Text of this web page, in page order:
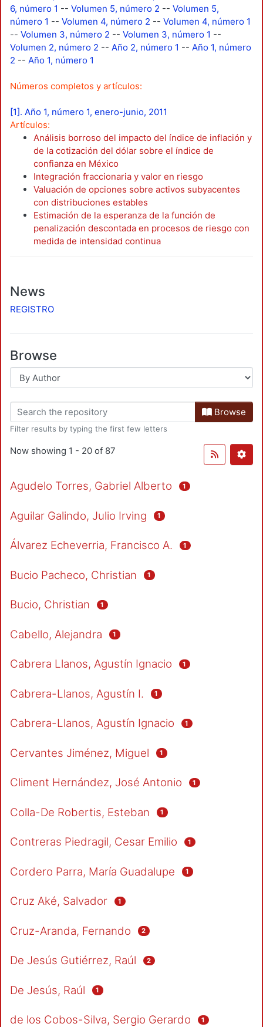
6, número 1 -- Volumen 5, número 2 -- Volumen 5,
número 1 -- Volumen 4, número 2 -- Volumen 4, número 1
-- Volumen 3, número 2 -- Volumen 3, número 1 --
Volumen 2, número 2 -- Año 2, número 1 -- Año 1, número
2 -- Año 1, número 1
Números completos y artículos:
[1]. Año 1, número 1, enero-junio, 2011
Artículos:
Análisis borroso del impacto del índice de inflación y
de la cotización del dólar sobre el índice de
confianza en México
Integración fraccionaria y valor en riesgo
Valuación de opciones sobre activos subyacentes
con distribuciones estables
Estimación de la esperanza de la función de
penalización descontada en procesos de riesgo con
medida de intensidad continua
News
REGISTRO
Browse
Browse
Filter results by typing the first few letters
Now showing 1 - 20 of 87
Agudelo Torres, Gabriel Alberto 1
Aguilar Galindo, Julio Irving 1
Álvarez Echeverria, Francisco A. 1
Bucio Pacheco, Christian 1
Bucio, Christian 1
Cabello, Alejandra 1
Cabrera Llanos, Agustín Ignacio 1
Cabrera-Llanos, Agustín I. 1
Cabrera-Llanos, Agustín Ignacio 1
Cervantes Jiménez, Miguel 1
Climent Hernández, José Antonio 1
Colla-De Robertis, Esteban 1
Contreras Piedragil, Cesar Emilio 1
Cordero Parra, María Guadalupe 1
Cruz Aké, Salvador 1
Cruz-Aranda, Fernando 2
De Jesús Gutiérrez, Raúl 2
De Jesús, Raúl 1
de los Cobos-Silva, Sergio Gerardo 1